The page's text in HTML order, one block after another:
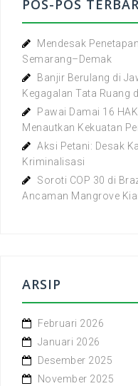
POS-POS
Mendesak
Semarang–Demak
Banjir Berulang di
Kegagalan Tata Ruang
Pawai Damai 16
Menautkan Kekuatan
Aksi Petani: Desak
Kriminalisasi
Soroti COP 30 di
Ancaman Mangrove
ARSIP
Februari 2026
Januari 2026
Desember 2025
November 2025